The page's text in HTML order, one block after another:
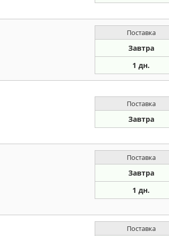
Поставка
Завтра
1 дн.
Поставка
Завтра
Поставка
Завтра
1 дн.
Поставка